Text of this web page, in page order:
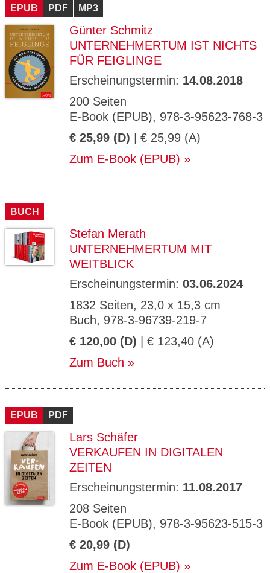
EPUB PDF MP3
Günter Schmitz
UNTERNEHMERTUM IST NICHTS
FÜR FEIGLINGE
Erscheinungstermin: 14.08.2018
200 Seiten
E-Book (EPUB), 978-3-95623-768-3
€ 25,99 (D) | € 25,99 (A)
Zum E-Book (EPUB)
BUCH
Stefan Merath
UNTERNEHMERTUM MIT
WEITBLICK
Erscheinungstermin: 03.06.2024
1832 Seiten, 23,0 x 15,3 cm
Buch, 978-3-96739-219-7
€ 120,00 (D) | € 123,40 (A)
Zum Buch
EPUB PDF
Lars Schäfer
VERKAUFEN IN DIGITALEN
ZEITEN
Erscheinungstermin: 11.08.2017
208 Seiten
E-Book (EPUB), 978-3-95623-515-3
€ 20,99 (D)
Zum E-Book (EPUB)